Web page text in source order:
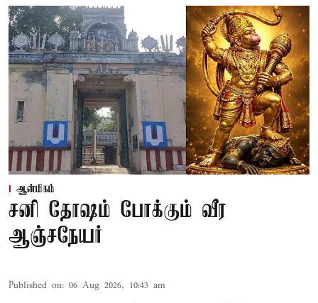
ஆன்மிகம்
சனி தோஷம் போக்கும் வீர
ஆஞ்சநேயர்
Published on: 06 Aug 2026, 10:43 am